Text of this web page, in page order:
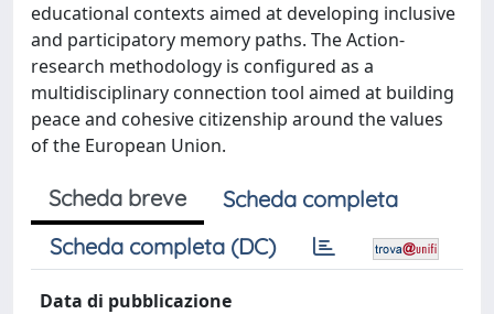
educational contexts aimed at developing inclusive
and participatory memory paths. The Action-
research methodology is configured as a
multidisciplinary connection tool aimed at building
peace and cohesive citizenship around the values ​​
of the European Union.
Scheda breve
Scheda completa
Scheda completa (DC)
Data di pubblicazione